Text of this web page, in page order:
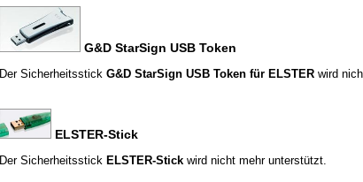
G&D StarSign USB Token
Der Sicherheitsstick G&D StarSign USB Token für ELSTER wird
ELSTER-Stick
Der Sicherheitsstick ELSTER-Stick wird nicht mehr unterstützt.